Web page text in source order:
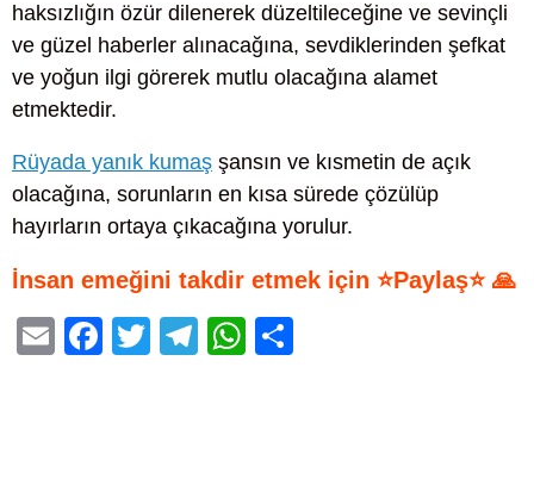
haksızlığın özür dilenerek düzeltileceğine ve sevinçli
ve güzel haberler alınacağına, sevdiklerinden şefkat
ve yoğun ilgi görerek mutlu olacağına alamet
etmektedir.
Rüyada yanık kumaş şansın ve kısmetin de açık
olacağına, sorunların en kısa sürede çözülüp
hayırların ortaya çıkacağına yorulur.
İnsan emeğini takdir etmek için ⭐Paylaş⭐ 🙏
E
F
T
T
W